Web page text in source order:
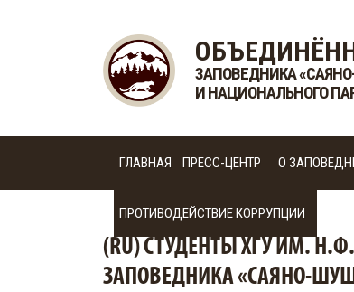
ЗАПОВЕДНИКА
И НАЦИОНАЛЬНОГО
ГЛАВНАЯ ПРЕСС-ЦЕНТР О
ПРОТИВОДЕЙСТВИЕ КОРРУПЦИИ
(RU) СТУДЕНТЫ ХГУ ИМ.
ЗАПОВЕДНИКА «САЯНО-